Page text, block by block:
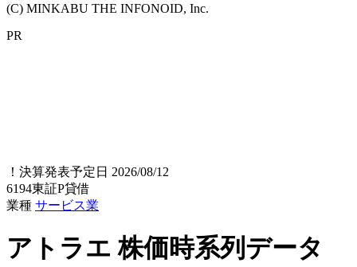
(C) MINKABU THE INFONOID, Inc.
PR
！ 決算発表予定日 2026/08/12
6194東証P貸借
業種 サービス業
アトラエ株価時系列データ